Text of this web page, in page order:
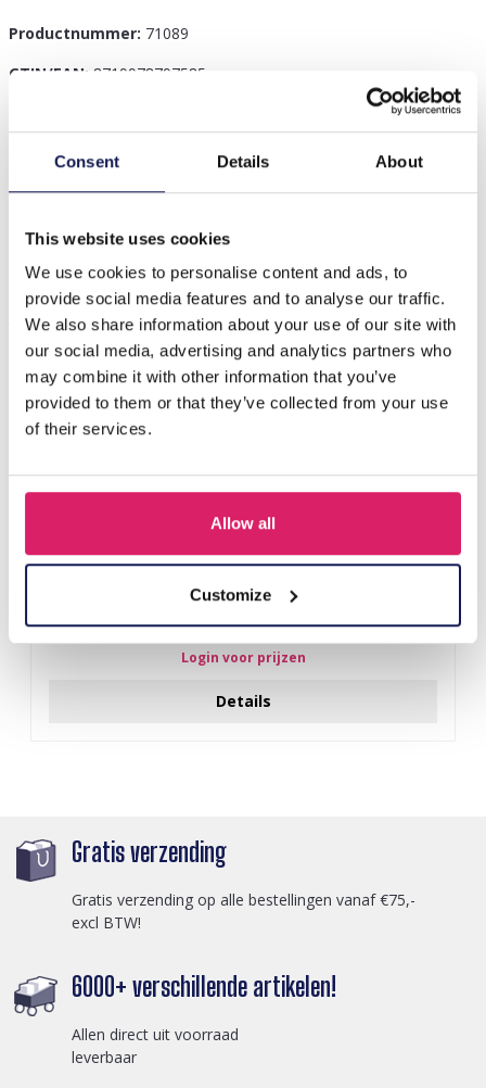
Consent Details About
This website uses cookies
We use cookies to personalise content and ads, to
provide social media features and to analyse our traffic.
We also share information about your use of our site with
our social media, advertising and analytics partners who
may combine it with other information that you’ve
provided to them or that they’ve collected from your use
of their services.
Allow all
Customize
Productnummer: 71089
GTIN/EAN: 8719978797585
Beschrijving
X-L6.2 WA1121-001-4 PU Portemonnee Bloemen
Anderen kochten ook
Login voor prijzen
Details
Gratis verzending
Gratis verzending op alle bestellingen vanaf €75,-
excl BTW!
6000+ verschillende artikelen!
Allen direct uit voorraad
leverbaar